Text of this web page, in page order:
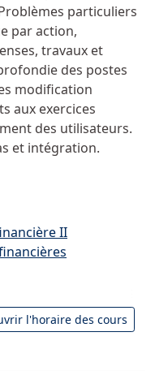
particuliers
par action,
travaux et
des postes
modification
aux exercices
des utilisateurs.
et intégration.
II
l'horaire des cours